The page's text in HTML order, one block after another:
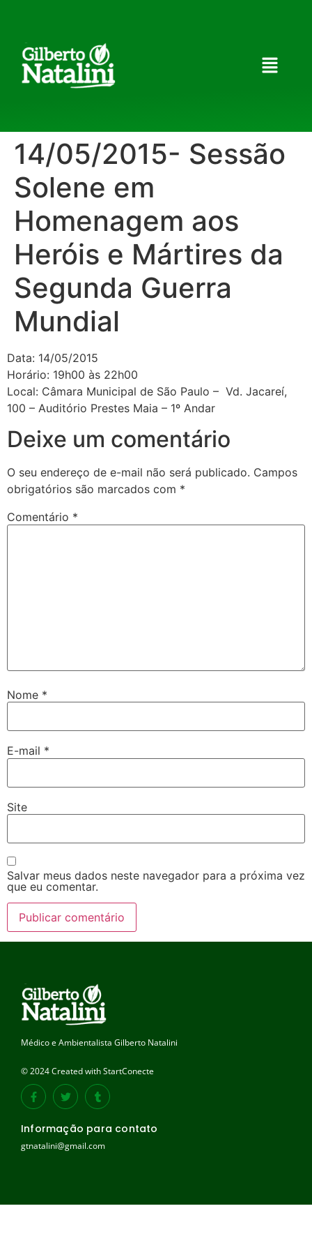
14/05/2015- Sessão
Solene em
Homenagem aos
Heróis e Mártires da
Segunda Guerra
Mundial
Data: 14/05/2015
Horário: 19h00 às 22h00
Local: Câmara Municipal de São Paulo – Vd. Jacareí,
100 – Auditório Prestes Maia – 1º Andar
Deixe um comentário
O seu endereço de e-mail não será publicado. Campos
obrigatórios são marcados com *
Comentário *
Nome *
E-mail *
Site
Salvar meus dados neste navegador para a próxima vez
que eu comentar.
Médico e Ambientalista Gilberto Natalini
© 2024 Created with StartConecte
Informação para contato
gtnatalini@gmail.com